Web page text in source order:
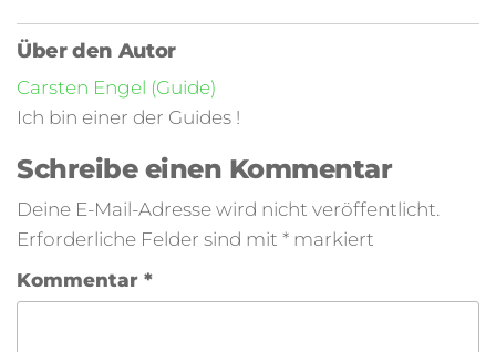
Über den Autor
Carsten Engel (Guide)
Ich bin einer der Guides !
Schreibe einen Kommentar
Deine E-Mail-Adresse wird nicht veröffentlicht.
Erforderliche Felder sind mit * markiert
Kommentar *